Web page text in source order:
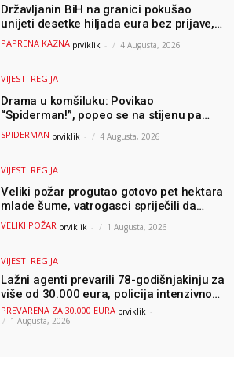
Državljanin BiH na granici pokušao
unijeti desetke hiljada eura bez prijave,
uslijedila “paprena” kazna
PAPRENA KAZNA prviklik - 4 Augusta, 2026
VIJESTI REGIJA
Drama u komšiluku: Povikao
“Spiderman!”, popeo se na stijenu pa
ostao zarobljen
SPIDERMAN prviklik - 4 Augusta, 2026
VIJESTI REGIJA
Veliki požar progutao gotovo pet hektara
mlade šume, vatrogasci spriječili da
dođe do još veće katastrofe
VELIKI POŽAR prviklik - 1 Augusta, 2026
VIJESTI REGIJA
Lažni agenti prevarili 78-godišnjakinju za
više od 30.000 eura, policija intenzivno
traga za počiniteljima
PREVARENA ZA 30.000 EURA prviklik -
1 Augusta, 2026